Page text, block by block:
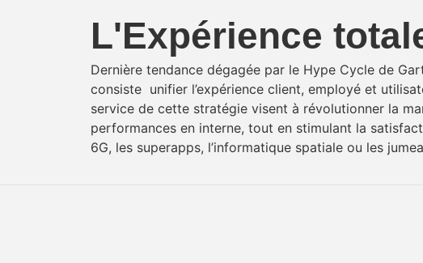
L'Expérience
Dernière tendance dégagée par le Hype Cycle de
consiste unifier l’expérience client, employé et
service de cette stratégie visent à révolutionner la
performances en interne, tout en stimulant la
6G, les superapps, l’informatique spatiale ou les